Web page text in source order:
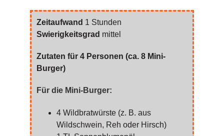
Zeitaufwand 1 Stunden
Swierigkeitsgrad mittel
Zutaten für 4 Personen (ca. 8 Mini-
Burger)
Für die Mini-Burger:
4 Wildbratwürste (z. B. aus
Wildschwein, Reh oder Hirsch)